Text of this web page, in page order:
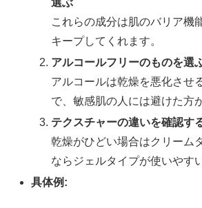
これらの成分は肌のバリア機
キープしてくれます。
アルコールフリーのものを選
アルコールは乾燥を悪化させ
で、敏感肌の人には避けた方
テクスチャーの違いを確認す
乾燥がひどい場合はクリーム
ならジェルタイプが使いやす
具体例: